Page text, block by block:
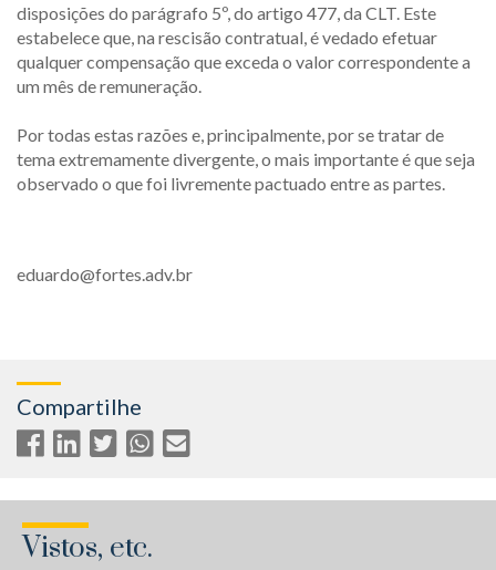
disposições do parágrafo 5º, do artigo 477, da CLT. Este
estabelece que, na rescisão contratual, é vedado efetuar
qualquer compensação que exceda o valor correspondente a
um mês de remuneração.
Por todas estas razões e, principalmente, por se tratar de
tema extremamente divergente, o mais importante é que seja
observado o que foi livremente pactuado entre as partes.
eduardo@fortes.adv.br
Compartilhe
Vistos, etc.